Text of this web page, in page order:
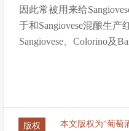
因此常被用来给
于和Sangiovese混酿生
Sangiovese、Colorino及
版权
本文版权为“葡萄